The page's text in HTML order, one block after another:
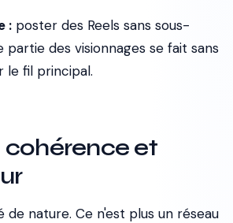
: poster des Reels sans sous-
partie des visionnages se fait sans
le fil principal.
cohérence et
de nature. Ce n'est plus un réseau